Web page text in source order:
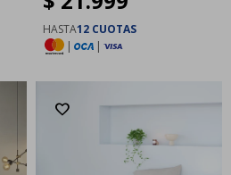
HASTA12 CUOTAS
|
|